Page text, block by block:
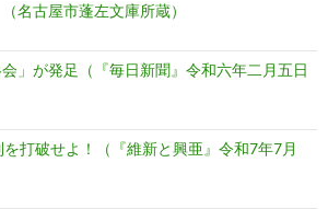
名古屋市蓬左文庫所蔵）
会」が発足（『毎日新聞』令和六年二月五日
打破せよ！（『維新と興亜』令和7年7月